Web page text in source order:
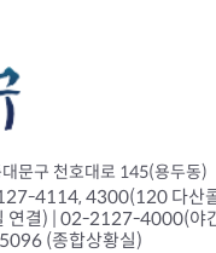
문구 천호대로 145(용두동)
4114, 4300(120 다산
결) | 02-2127-4000(야
(종합상황실)